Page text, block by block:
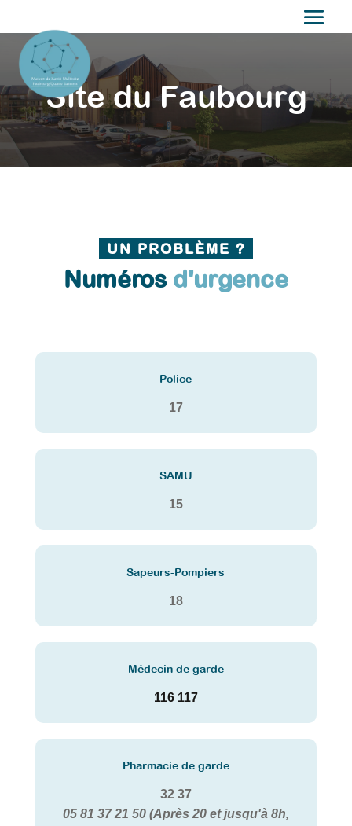
Site du Faubourg
UN PROBLÈME ?
Numérosd'urgence
Police
17
SAMU
15
Sapeurs-Pompiers
18
Médecin de garde
116 117
Pharmacie de garde
32 37
05 81 37 21 50(Après 20 et jusqu'à 8h,